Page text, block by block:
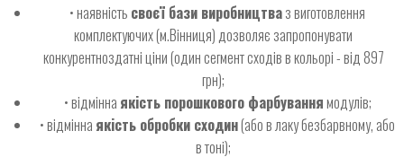
• наявність своєї бази виробництваз виготовлення
комплектуючих (м.Вінниця) дозволяє запропонувати
конкурентноздатні ціни (один сегмент сходів в кольорі - від 897
грн);
• відмінна якість порошкового фарбуваннямодулів;
• відмінна якість обробки сходин(або в лаку безбарвному, або
в тоні);